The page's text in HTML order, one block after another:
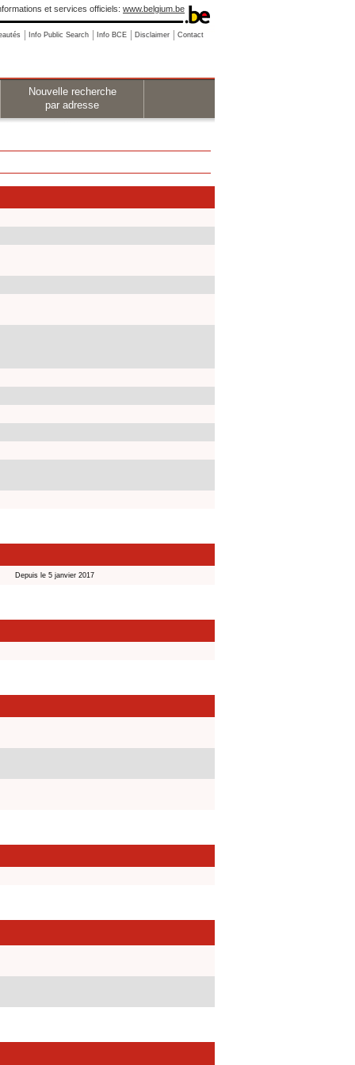
et services officiels: www.belgium.be
Info Public Search Info BCE Disclaimer Contact
Nouvelle recherche
par adresse
Depuis le 5 janvier 2017